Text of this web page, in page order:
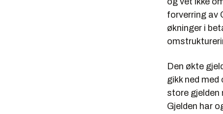
forverring av
økninger i
Den økte
gikk ned
store gjelden
Gjelden har